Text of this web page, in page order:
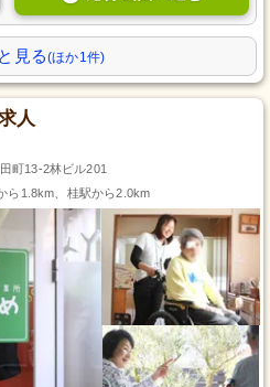
見る(ほか1件)
人
町13-2林ビル201
ら1.8km、桂駅から2.0km